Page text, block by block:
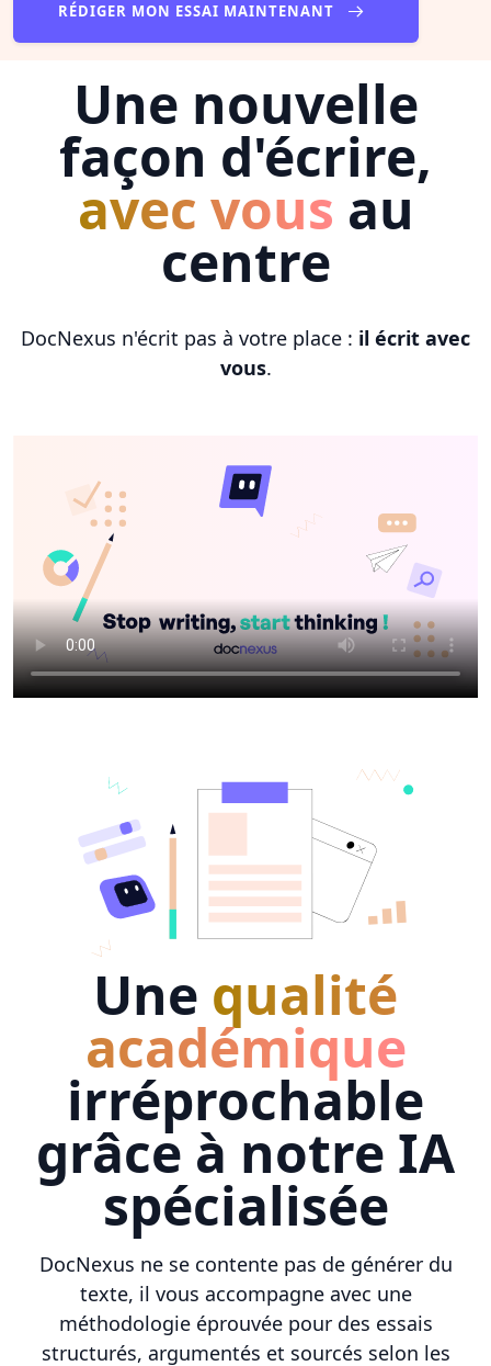
RÉDIGER MON ESSAI MAINTENANT
Une nouvelle
façon d'écrire,
avec vous au
centre
DocNexus n'écrit pas à votre place : il écrit avec
vous.
Une qualité
académique
irréprochable
grâce à notre IA
spécialisée
DocNexus ne se contente pas de générer du
texte, il vous accompagne avec une
méthodologie éprouvée pour des essais
structurés, argumentés et sourcés selon les